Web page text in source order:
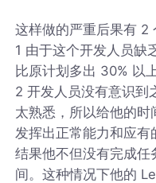
这样做的严重后果有 2
1 由于这个开发人员缺
比原计划多出 30% 以
2 开发人员没有意识到
太熟悉，所以给他的
发挥出正常能力和应有
结果他不但没有完成
间。这种情况下他的